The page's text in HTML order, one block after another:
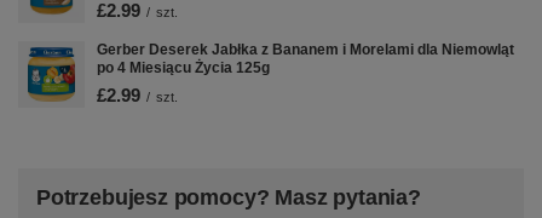
£2.99 / szt.
Gerber Deserek Jabłka z Bananem i Morelami dla Niemowląt
po 4 Miesiącu Życia 125g
£2.99 / szt.
Potrzebujesz pomocy? Masz pytania?